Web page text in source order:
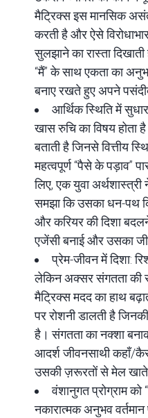
मैट्रिक्स इस मानसिक
करती है और ऐसे
सुलझाने का रास्ता
“मैं” के साथ एकता का
बनाए रखते हुए अपने
आर्थिक स्थिति में
खास रुचि का विषय होता
बताती है जिनसे वित्तीय
महत्वपूर्ण “पैसे के पड़ाव”
लिए, एक युवा
समझा कि उसका धन-पथ
और करियर की दिशा
एजेंसी बनाई और उसका
प्रेम-जीवन में दिशा:
लेकिन अक्सर संगतता की
मैट्रिक्स मदद का हाथ
पर रोशनी डालती है
है। संगतता का नक्शा
आदर्श जीवनसाथी कहाँ/
उसकी ज़रूरतों से मेल खाते
वंशानुगत प्रोग्राम को
नकारात्मक अनुभव